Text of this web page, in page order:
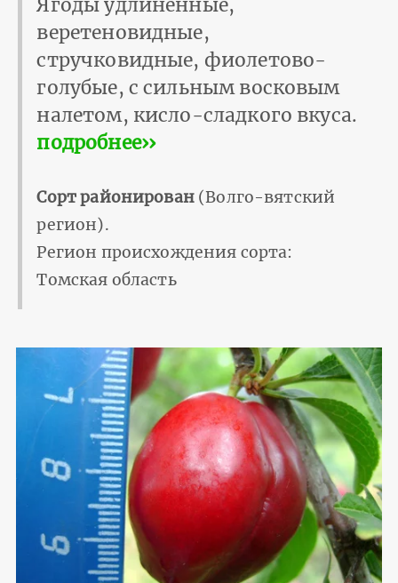
Ягоды удлиненные,
веретеновидные,
стручковидные, фиолетово-
голубые, с сильным восковым
налетом, кисло-сладкого вкуса.
подробнее››
Сорт районирован(Волго-вятский
регион).
Регион происхождения сорта:
Томская область